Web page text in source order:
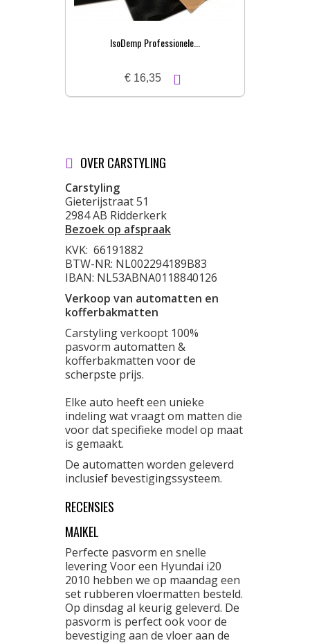
IsoDemp Professionele...
€ 16,35
OVER CARSTYLING
Carstyling
Gieterijstraat 51
2984 AB Ridderkerk
Bezoek op afspraak
KVK: 66191882
BTW-NR: NL002294189B83
IBAN: NL53ABNA0118840126
Verkoop van automatten en
kofferbakmatten
Carstyling verkoopt 100%
pasvorm automatten &
kofferbakmatten voor de
scherpste prijs.
Elke auto heeft een unieke
indeling wat vraagt om matten die
voor dat specifieke model op maat
is gemaakt.
De automatten worden geleverd
inclusief bevestigingssysteem.
RECENSIES
MAIKEL
Perfecte pasvorm en snelle
levering Voor een Hyundai i20
2010 hebben we op maandag een
set rubberen vloermatten besteld.
Op dinsdag al keurig geleverd. De
pasvorm is perfect ook voor de
bevestiging aan de vloer aan de